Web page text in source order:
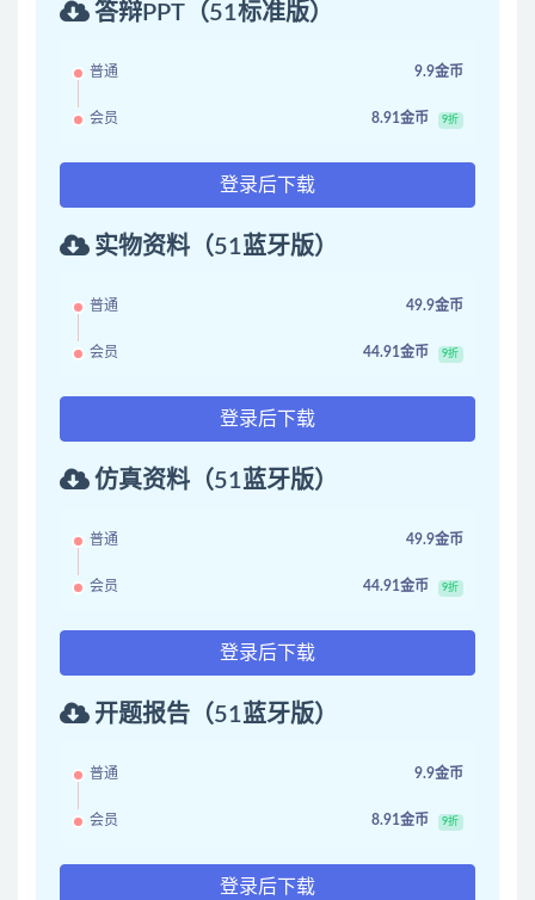
答辩PPT（51标准版）
普通 9.9金币
会员 8.91金币 9折
登录后下载
实物资料（51蓝牙版）
普通 49.9金币
会员 44.91金币 9折
登录后下载
仿真资料（51蓝牙版）
普通 49.9金币
会员 44.91金币 9折
登录后下载
开题报告（51蓝牙版）
普通 9.9金币
会员 8.91金币 9折
登录后下载